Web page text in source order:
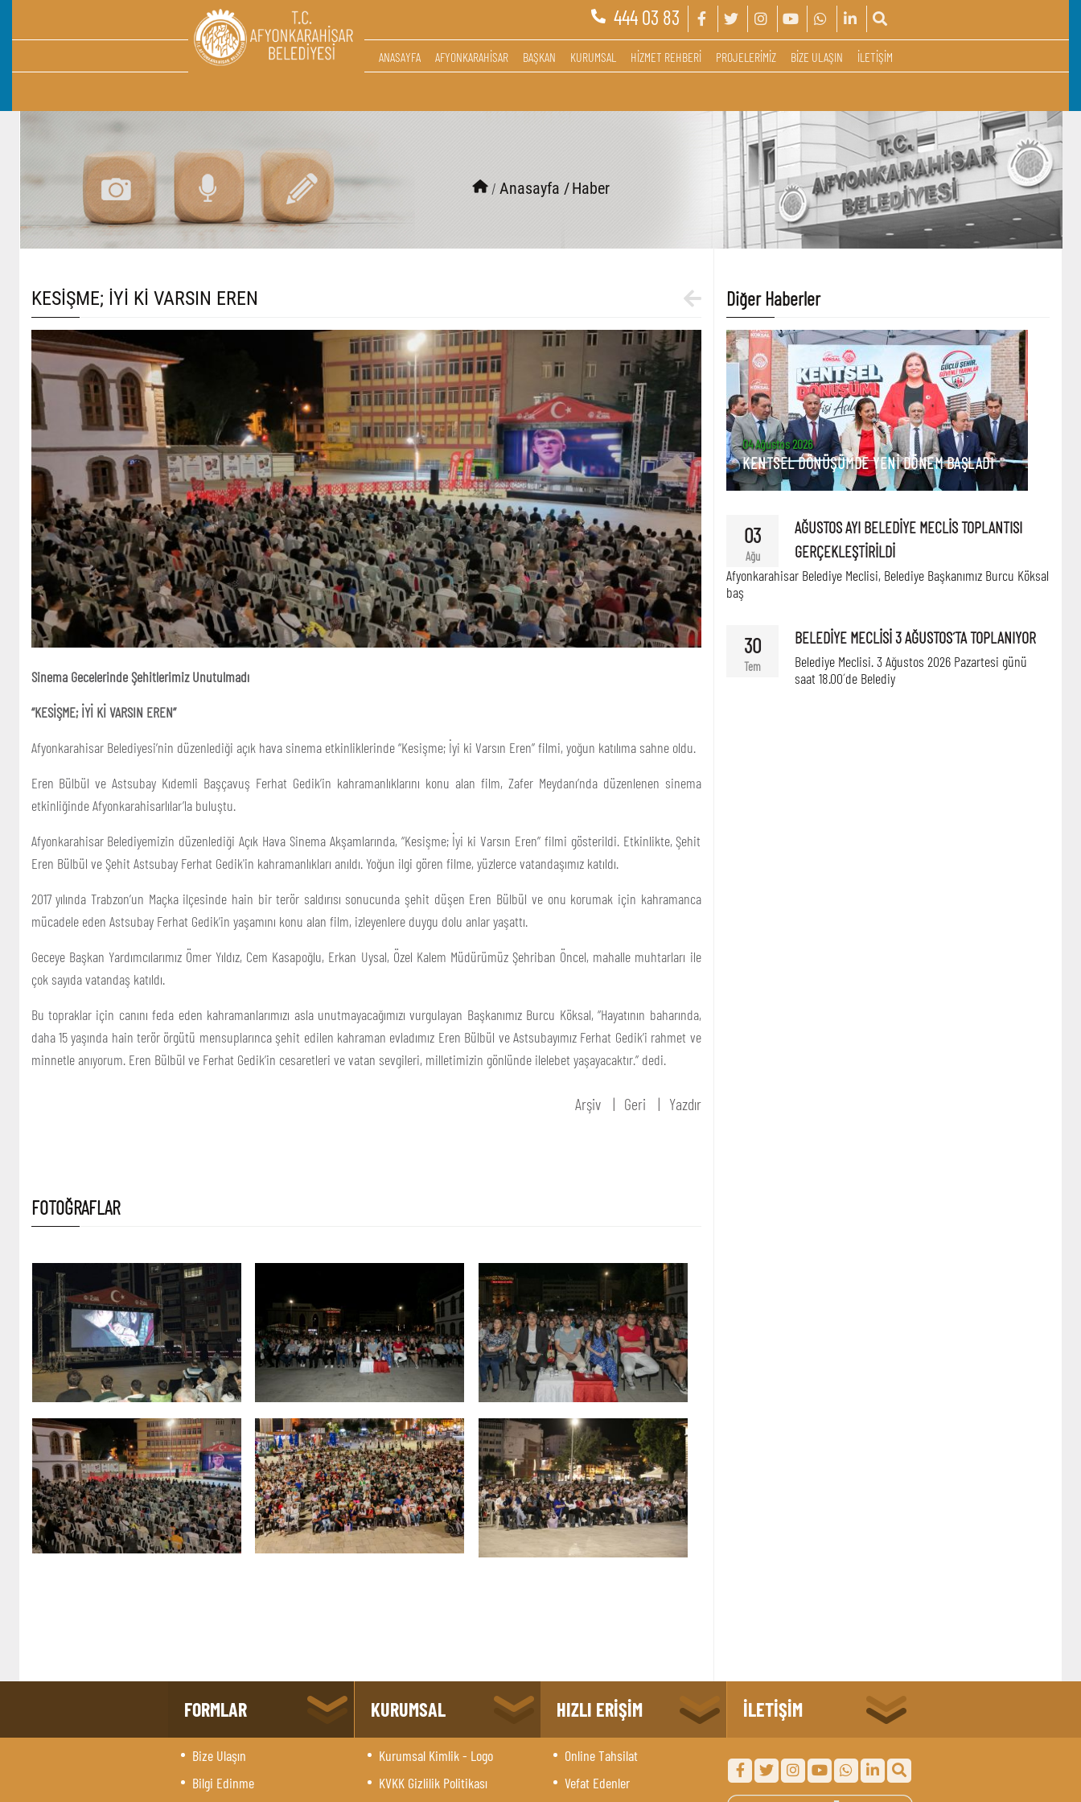
444 03 83
ANASAYFA AFYONKARAHİSAR BAŞKAN KURUMSAL HİZMET REHBERİ PROJELERİMİZ BİZE ULAŞIN İLETİŞİM
/ Anasayfa /Haber
KESİŞME; İYİ Kİ VARSIN EREN
Sinema Gecelerinde Şehitlerimiz Unutulmadı
“KESİŞME; İYİ Kİ VARSIN EREN”
Afyonkarahisar Belediyesi’nin düzenlediği açık hava sinema etkinliklerinde “Kesişme; İyi ki Varsın Eren” filmi, yoğun katılıma sahne oldu.
Eren Bülbül ve Astsubay Kıdemli Başçavuş Ferhat Gedik’in kahramanlıklarını konu alan film, Zafer Meydanı’nda düzenlenen sinema
etkinliğinde Afyonkarahisarlılar’la buluştu.
Afyonkarahisar Belediyemizin düzenlediği Açık Hava Sinema Akşamlarında, “Kesişme; İyi ki Varsın Eren” filmi gösterildi. Etkinlikte, Şehit
Eren Bülbül ve Şehit Astsubay Ferhat Gedik'in kahramanlıkları anıldı. Yoğun ilgi gören filme, yüzlerce vatandaşımız katıldı.
2017 yılında Trabzon’un Maçka ilçesinde hain bir terör saldırısı sonucunda şehit düşen Eren Bülbül ve onu korumak için kahramanca
mücadele eden Astsubay Ferhat Gedik’in yaşamını konu alan film, izleyenlere duygu dolu anlar yaşattı.
Geceye Başkan Yardımcılarımız Ömer Yıldız, Cem Kasapoğlu, Erkan Uysal, Özel Kalem Müdürümüz Şehriban Öncel, mahalle muhtarları ile
çok sayıda vatandaş katıldı.
Bu topraklar için canını feda eden kahramanlarımızı asla unutmayacağımızı vurgulayan Başkanımız Burcu Köksal, “Hayatının baharında,
daha 15 yaşında hain terör örgütü mensuplarınca şehit edilen kahraman evladımız Eren Bülbül ve Astsubayımız Ferhat Gedik’i rahmet ve
minnetle anıyorum. Eren Bülbül ve Ferhat Gedik’in cesaretleri ve vatan sevgileri, milletimizin gönlünde ilelebet yaşayacaktır.” dedi.
Arşiv Geri Yazdır
FOTOĞRAFLAR
Diğer Haberler
04 Ağustos 2026
KENTSEL DÖNÜŞÜMDE YENİ DÖNEM BAŞLADI
03
Ağu
AĞUSTOS AYI BELEDİYE MECLİS TOPLANTISI
GERÇEKLEŞTİRİLDİ
Afyonkarahisar Belediye Meclisi, Belediye Başkanımız Burcu Köksal
baş
30
Tem
BELEDİYE MECLİSİ 3 AĞUSTOS´TA TOPLANIYOR
Belediye Meclisi. 3 Ağustos 2026 Pazartesi günü
saat 18.00´de Belediy
FORMLAR
Bize Ulaşın
Bilgi Edinme
KURUMSAL
Kurumsal Kimlik - Logo
KVKK Gizlilik Politikası
HIZLI ERİŞİM
Online Tahsilat
Vefat Edenler
İLETİŞİM